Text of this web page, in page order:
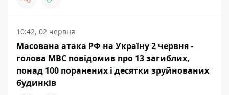
10:42, 02 червня
Масована атака РФ на Україну 2 червня -
голова МВС повідомив про 13 загиблих,
понад 100 поранених і десятки зруйнованих
будинків